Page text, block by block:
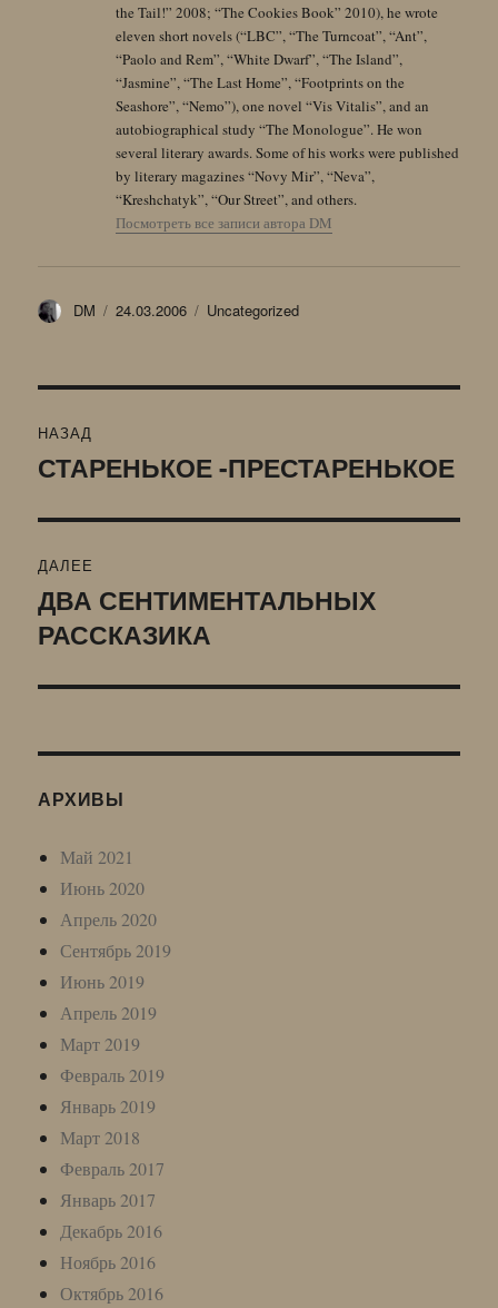
the Tail!” 2008; “The Cookies Book” 2010), he wrote
eleven short novels (“LBC”, “The Turncoat”, “Ant”,
“Paolo and Rem”, “White Dwarf”, “The Island”,
“Jasmine”, “The Last Home”, “Footprints on the
Seashore”, “Nemo”), one novel “Vis Vitalis”, and an
autobiographical study “The Monologue”. He won
several literary awards. Some of his works were published
by literary magazines “Novy Mir”, “Neva”,
“Kreshchatyk”, “Our Street”, and others.
Посмотреть все записи автора DM
Автор
DM Опубликовано
24.03.2006 Рубрики
Uncategorized
по
НАЗАД
Предыдущая
СТАРЕНЬКОЕ -ПРЕСТАРЕНЬКОЕ
ДАЛЕЕ
Следующая
запись:
ДВА СЕНТИМЕНТАЛЬНЫХ
РАССКАЗИКА
АРХИВЫ
Май 2021
Июнь 2020
Апрель 2020
Сентябрь 2019
Июнь 2019
Апрель 2019
Март 2019
Февраль 2019
Январь 2019
Март 2018
Февраль 2017
Январь 2017
Декабрь 2016
Ноябрь 2016
Октябрь 2016